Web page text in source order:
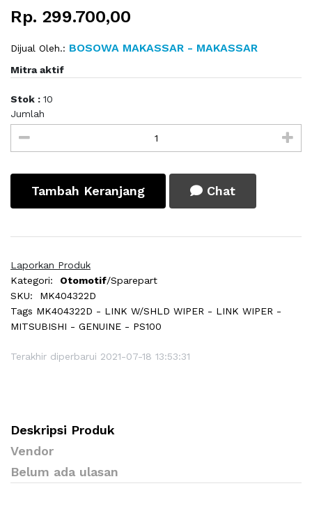
Rp. 299.700,00
Dijual Oleh.: BOSOWA MAKASSAR - MAKASSAR
Mitra aktif
Stok : 10
Jumlah
Tambah Keranjang Chat
Laporkan Produk
Kategori:
Otomotif/Sparepart
SKU:
MK404322D
Tags MK404322D - LINK W/SHLD WIPER - LINK WIPER -
MITSUBISHI - GENUINE - PS100
Terakhir diperbarui 2021-07-18 13:53:31
Deskripsi Produk
Vendor
Belum ada ulasan